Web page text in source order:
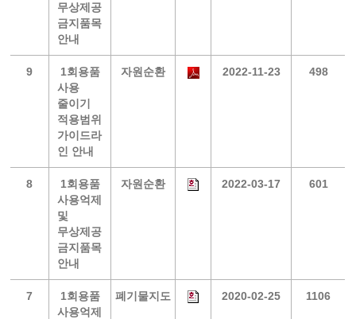
무상제공
금지품목
안내
9
1회용품
사용
줄이기
적용범위
가이드라
인 안내
자원순환 2022-11-23 498
8
1회용품
사용억제
및
무상제공
금지품목
안내
자원순환 2022-03-17 601
7
1회용품
사용억제
폐기물지도 2020-02-25 1106